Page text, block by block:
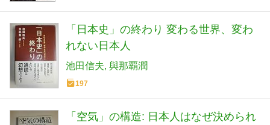
「日本史」の終わり 変わる世界、変わ
れない日本人
池田信夫 與那覇潤
197
「空気」の構造: 日本人はなぜ決められ